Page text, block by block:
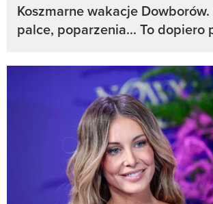
Koszmarne wakacje
palce, poparzenia... To dopiero